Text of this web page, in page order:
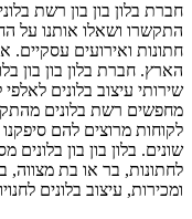
חברת בלון בון בון רשת
התקשרו ושאלו אותנו על
חתונות ואירועים
הארץ. חברת בלון בון בון
שירותי עיצוב בלונים
מחפשים רשת בלונים
לקוחות מרוצים להם סיפקנו
שונים. בלון בון בון
לחתונות, בר או בת מצווה,
ומכירות, עיצוב בלונים